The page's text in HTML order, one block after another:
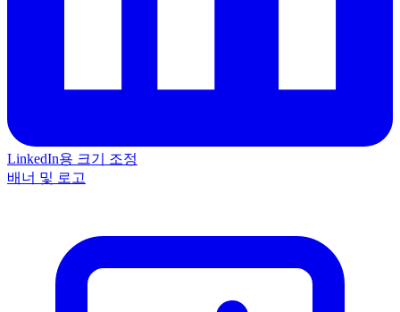
LinkedIn용 크기 조정
배너 및 로고